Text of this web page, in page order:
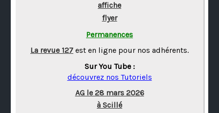
affiche
flyer
Permanences
La revue 127 est en ligne pour nos adhérents.
Sur You Tube :
découvrez nos Tutoriels
AG le 28 mars 2026
à Scillé